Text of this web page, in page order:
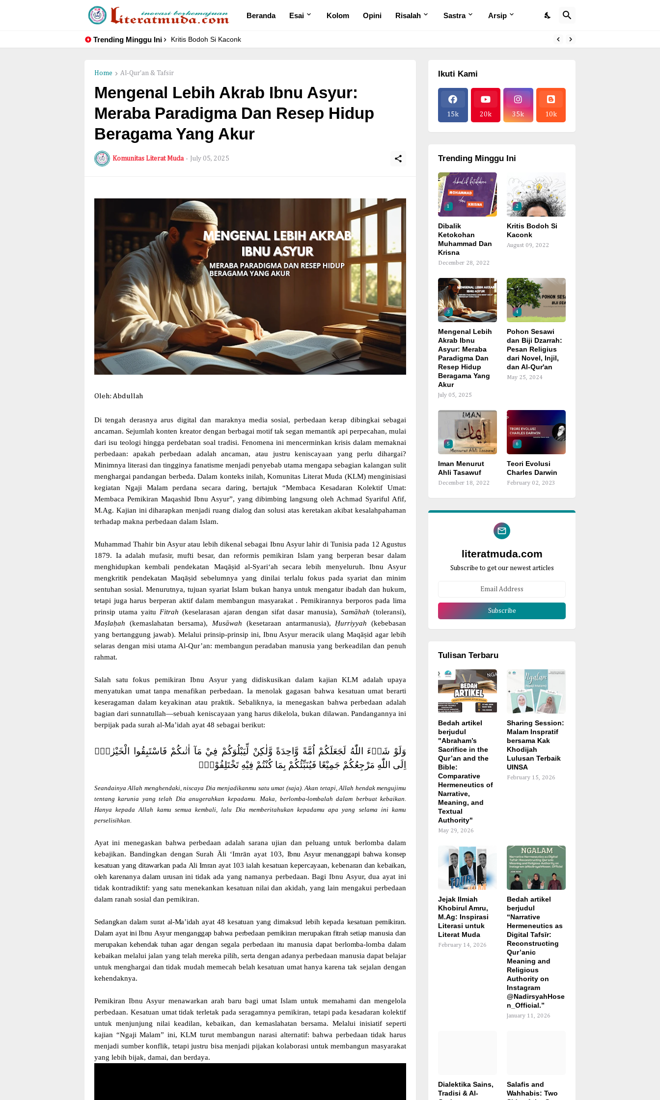
Beranda Esai Kolom Opini Risalah Sastra Arsip
Trending Minggu Ini Kritis Bodoh Si Kaconk
Home Al-Qur'an & Tafsir
Mengenal Lebih Akrab Ibnu Asyur:
Meraba Paradigma Dan Resep Hidup
Beragama Yang Akur
Komunitas Literat Muda - July 05, 2025
Oleh: Abdullah
Di tengah derasnya arus digital dan maraknya media sosial, perbedaan kerap dibingkai sebagai
ancaman. Sejumlah konten kreator dengan berbagai motif tak segan memantik api perpecahan, mulai
dari isu teologi hingga perdebatan soal tradisi. Fenomena ini mencerminkan krisis dalam memaknai
perbedaan: apakah perbedaan adalah ancaman, atau justru keniscayaan yang perlu dihargai?
Minimnya literasi dan tingginya fanatisme menjadi penyebab utama mengapa sebagian kalangan sulit
menghargai pandangan berbeda. Dalam konteks inilah, Komunitas Literat Muda (KLM) menginisiasi
kegiatan Ngaji Malam perdana secara daring, bertajuk “Membaca Kesadaran Kolektif Umat:
Membaca Pemikiran Maqashid Ibnu Asyur”, yang dibimbing langsung oleh Achmad Syariful Afif,
M.Ag. Kajian ini diharapkan menjadi ruang dialog dan solusi atas keretakan akibat kesalahpahaman
terhadap makna perbedaan dalam Islam.
Muhammad Thahir bin Asyur atau lebih dikenal sebagai Ibnu Asyur lahir di Tunisia pada 12 Agustus
1879. Ia adalah mufasir, mufti besar, dan reformis pemikiran Islam yang berperan besar dalam
menghidupkan kembali pendekatan Maqāṣid al-Syari‘ah secara lebih menyeluruh. Ibnu Asyur
mengkritik pendekatan Maqāṣid sebelumnya yang dinilai terlalu fokus pada syariat dan minim
sentuhan sosial. Menurutnya, tujuan syariat Islam bukan hanya untuk mengatur ibadah dan hukum,
tetapi juga harus berperan aktif dalam membangun masyarakat . Pemikirannya berporos pada lima
prinsip utama yaitu Fitrah (keselarasan ajaran dengan sifat dasar manusia), Samāhah (toleransi),
Maṣlaḥah (kemaslahatan bersama),Musāwah (kesetaraan antarmanusia),Ḥurriyyah(kebebasan
yang bertanggung jawab). Melalui prinsip-prinsip ini, Ibnu Asyur meracik ulang Maqāṣid agar lebih
selaras dengan misi utama Al-Qur’an: membangun peradaban manusia yang berkeadilan dan penuh
rahmat.
Salah satu fokus pemikiran Ibnu Asyur yang didiskusikan dalam kajian KLM adalah upaya
menyatukan umat tanpa menafikan perbedaan. Ia menolak gagasan bahwa kesatuan umat berarti
keseragaman dalam keyakinan atau praktik. Sebaliknya, ia menegaskan bahwa perbedaan adalah
bagian dari sunnatullah—sebuah keniscayaan yang harus dikelola, bukan dilawan. Pandangannya ini
berpijak pada surah al-Ma’idah ayat 48 sebagai berikut:
وَلَوْ شَاۤءَ اللّٰهُ لَجَعَلَكُمْ اُمَّةً وَّاحِدَةً وَّلٰكِنْ لِّيَبْلُوَكُمْ فِيْ مَآ اٰتٰىكُمْ فَاسْتَبِقُوا الْخَيْرٰتِۗ
اِلَى اللّٰهِ مَرْجِعُكُمْ جَمِيْعًا فَيُنَبِّئُكُمْ بِمَا كُنْتُمْ فِيْهِ تَخْتَلِفُوْنَۙ
Seandainya Allah menghendaki, niscaya Dia menjadikanmu satu umat (saja). Akan tetapi, Allah hendak mengujimu
tentang karunia yang telah Dia anugerahkan kepadamu. Maka, berlomba-lombalah dalam berbuat kebaikan.
Hanya kepada Allah kamu semua kembali, lalu Dia memberitahukan kepadamu apa yang selama ini kamu
perselisihkan.
Ayat ini menegaskan bahwa perbedaan adalah sarana ujian dan peluang untuk berlomba dalam
kebajikan. Bandingkan dengan Surah Āli ‘Imrān ayat 103, Ibnu Asyur menanggapi bahwa konsep
kesatuan yang ditawarkan pada Ali Imran ayat 103ialah kesatuan kepercayaan, kebenaran dan kebaikan,
oleh karenanya dalam urusan initidak ada yang namanya perbedaan. Bagi Ibnu Asyur, dua ayat ini
tidak kontradiktif: yang satu menekankan kesatuan nilai dan akidah, yang lain mengakui perbedaan
dalam ranah sosial dan pemikiran.
Sedangkan dalam surat al-Ma’idah ayat 48 kesatuan yang dimaksud lebih kepada kesatuan pemikiran.
Dalam ayat ini Ibnu Asyur menganggap bahwa perbedaan pemikiran merupakan fitrah setiap manusia dan
merupakan kehendak tuhan agar dengan segala perbedaan itu manusia dapat berlomba-lomba dalam
kebaikan melaluijalan yang telah mereka pilih, serta dengan adanya perbedaan manusia dapat belajar
untuk menghargai dan tidak mudah memecah belah kesatuan umat hanya karena tak sejalan dengan
kehendaknya.
Pemikiran Ibnu Asyur menawarkan arah baru bagi umat Islam untuk memahami dan mengelola
perbedaan. Kesatuan umat tidak terletak pada seragamnya pemikiran, tetapi pada kesadaran kolektif
untuk menjunjung nilai keadilan, kebaikan, dan kemaslahatan bersama. Melalui inisiatif seperti
kajian “Ngaji Malam” ini, KLM turut membangun narasi alternatif: bahwa perbedaan tidak harus
menjadi sumber konflik, tetapi justru bisa menjadi pijakan kolaborasi untuk membangun masyarakat
yang lebih bijak, damai, dan berdaya.
Ikuti Kami
15k 20k 35k 10k
Trending Minggu Ini
1
Dibalik
Ketokohan
Muhammad Dan
Krisna
December 28, 2022
2
Kritis Bodoh Si
Kaconk
August 09, 2022
3
Mengenal Lebih
Akrab Ibnu
Asyur: Meraba
Paradigma Dan
Resep Hidup
Beragama Yang
Akur
July 05, 2025
4
Pohon Sesawi
dan Biji Dzarrah:
Pesan Religius
dari Novel, Injil,
dan Al-Qur'an
May 25, 2024
5
Iman Menurut
Ahli Tasawuf
December 18, 2022
6
Teori Evolusi
Charles Darwin
February 02, 2023
literatmuda.com
Subscribe to get our newest articles
Tulisan Terbaru
Bedah artikel
berjudul
"Abraham’s
Sacrifice in the
Qur’an and the
Bible:
Comparative
Hermeneutics of
Narrative,
Meaning, and
Textual
Authority"
May 29, 2026
Sharing Session:
Malam Inspratif
bersama Kak
Khodijah
Lulusan Terbaik
UINSA
February 15, 2026
Jejak Ilmiah
Khobirul Amru,
M.Ag: Inspirasi
Literasi untuk
Literat Muda
February 14, 2026
Bedah artikel
berjudul
“Narrative
Hermeneutics as
Digital Tafsīr:
Reconstructing
Qur’anic
Meaning and
Religious
Authority on
Instagram
@NadirsyahHose
n_Official.”
January 11, 2026
Dialektika Sains,
Tradisi & Al-
Salafis and
Wahhabis: Two